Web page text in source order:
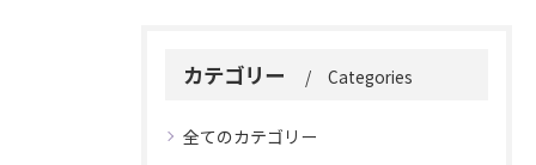
カテゴリー Categories
全てのカテゴリー